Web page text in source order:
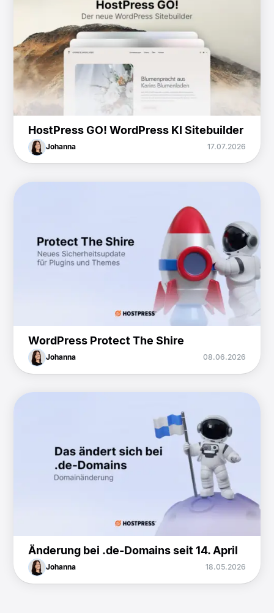
HostPress GO! WordPress KI Sitebuilder
Johanna 17.07.2026
WordPress Protect The Shire
Johanna 08.06.2026
Änderung bei .de-Domains seit 14. April
Johanna 18.05.2026